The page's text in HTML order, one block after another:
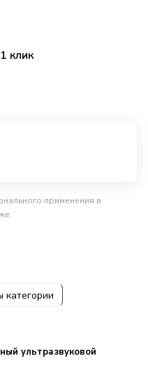
клик
применения в
категории
ультразвуковой